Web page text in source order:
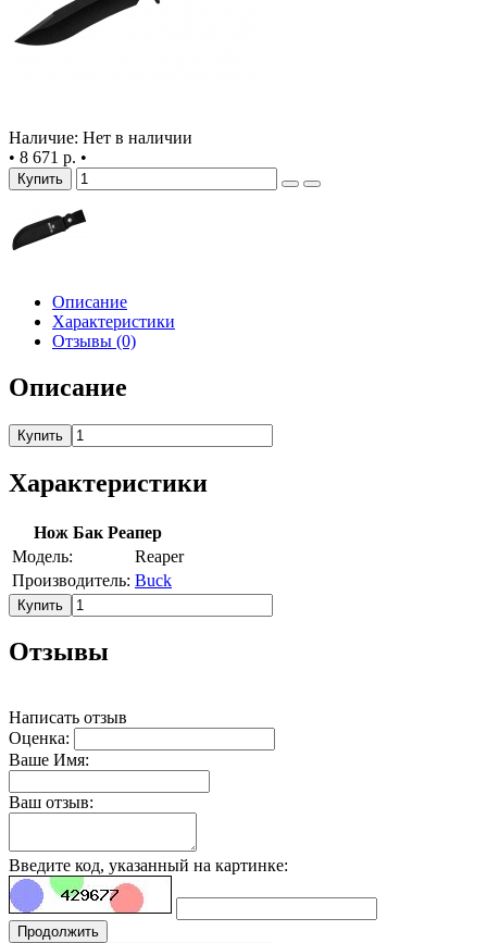
Наличие: Нет в наличии
• 8 671 р. •
Купить
Описание
Характеристики
Отзывы (0)
Описание
Купить
Характеристики
Нож Бак Реапер
Модель:
Reaper
Производитель: Buck
Купить
Отзывы
Написать отзыв
Оценка:
Ваше Имя:
Ваш отзыв:
Введите код, указанный на картинке:
Продолжить